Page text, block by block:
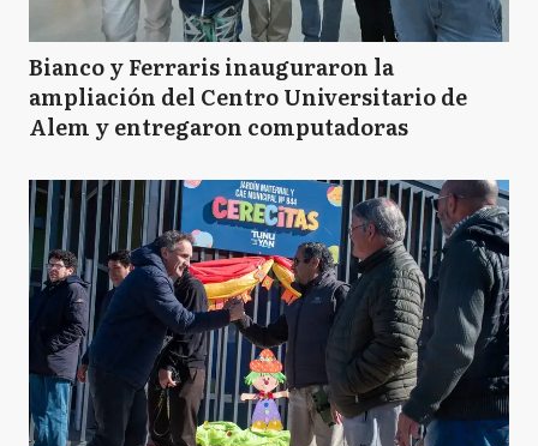
Bianco y Ferraris inauguraron la
ampliación del Centro Universitario de
Alem y entregaron computadoras